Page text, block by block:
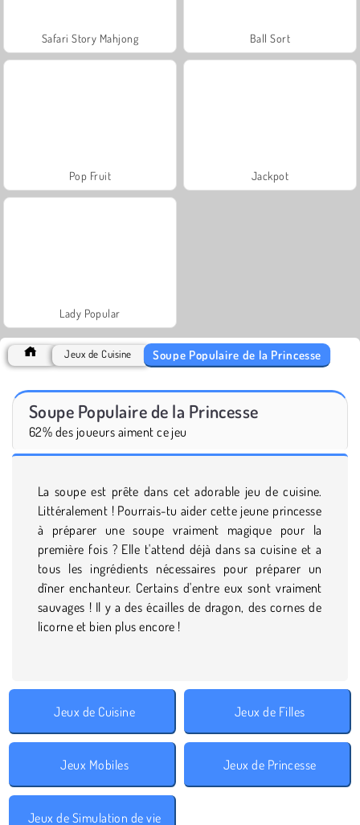
Safari Story Mahjong Ball Sort
Pop Fruit Jackpot
Lady Popular
Jeux de Cuisine Soupe Populaire de la Princesse
Soupe Populaire de la Princesse
62% des joueurs aiment ce jeu
La soupe est prête dans cet adorable jeu de cuisine.
Littéralement ! Pourrais-tu aider cette jeune princesse
à préparer une soupe vraiment magique pour la
première fois ? Elle t'attend déjà dans sa cuisine et a
tous les ingrédients nécessaires pour préparer un
dîner enchanteur. Certains d'entre eux sont vraiment
sauvages ! Il y a des écailles de dragon, des cornes de
licorne et bien plus encore !
Jeux de Cuisine Jeux de Filles
Jeux Mobiles Jeux de Princesse
Jeux de Simulation de vie